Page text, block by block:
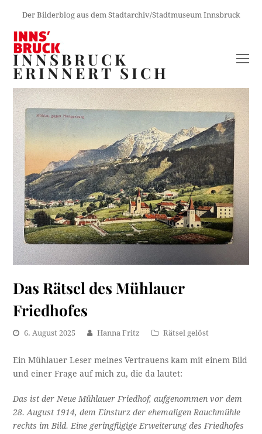
Der Bilderblog aus dem Stadtarchiv/Stadtmuseum Innsbruck
INNSBRUCK
ERINNERT SICH
Das Rätsel des Mühlauer
Friedhofes
6. August 2025 Hanna Fritz Rätsel gelöst
Ein Mühlauer Leser meines Vertrauens kam mit einem Bild
und einer Frage auf mich zu, die da lautet:
Das ist der Neue Mühlauer Friedhof, aufgenommen vor dem
28. August 1914, dem Einsturz der ehemaligen Rauchmühle
rechts im Bild. Eine geringfügige Erweiterung des Friedhofes